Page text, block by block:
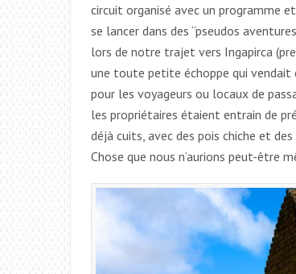
circuit organisé avec un programme
se lancer dans des “pseudos
lors de notre trajet vers Ingapirca
une toute petite échoppe qui vendait
pour les voyageurs ou locaux de
les propriétaires étaient entrain de
déjà cuits, avec des pois chiche et
Chose que nous n’aurions peut-être